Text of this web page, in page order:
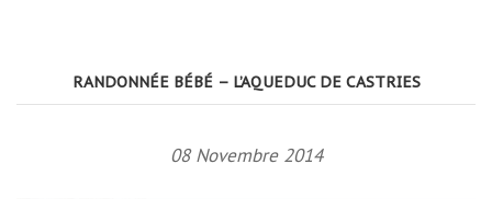
RANDONNÉE BÉBÉ – L’AQUEDUC DE CASTRIES
08 Novembre 2014